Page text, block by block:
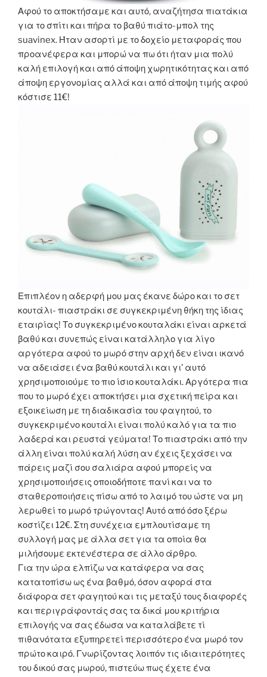
Αφού το αποκτήσαμε και αυτό, αναζήτησα πιατάκια
για το σπίτι και πήρα το βαθύ πιάτο-μπολ της
suavinex. Ήταν ασορτί με το δοχείο μεταφοράς που
προανέφερα και μπορώ να πω ότι ήταν μια πολύ
καλή επιλογή και από άποψη χωρητικότητας και από
άποψη εργονομίας αλλά και από άποψη τιμής αφού
κόστισε 11€!
Επιπλέον η αδερφή μου μας έκανε δώρο και το σετ
κουτάλι- πιαστράκι σε συγκεκριμένη θήκη της ίδιας
εταιρίας! Το συγκεκριμένο κουταλάκι είναι αρκετά
βαθύ και συνεπώς είναι κατάλληλο για λίγο
αργότερα αφού το μωρό στην αρχή δεν είναι ικανό
να αδειάσει ένα βαθύ κουτάλι και γι’ αυτό
χρησιμοποιούμε το πιο ίσιο κουταλάκι. Αργότερα πια
που το μωρό έχει αποκτήσει μια σχετική πείρα και
εξοικείωση με τη διαδικασία του φαγητού, το
συγκεκριμένο κουτάλι είναι πολύ καλό για τα πιο
λαδερά και ρευστά γεύματα! Το πιαστράκι από την
άλλη είναι πολύ καλή λύση αν έχεις ξεχάσει να
πάρεις μαζί σου σαλιάρα αφού μπορείς να
χρησιμοποιήσεις οποιοδήποτε πανί και να το
σταθεροποιήσεις πίσω από το λαιμό του ώστε να μη
λερωθεί το μωρό τρώγοντας! Αυτό από όσο ξέρω
κοστίζει 12€. Στη συνέχεια εμπλουτίσαμε τη
συλλογή μας με άλλα σετ για τα οποία θα
μιλήσουμε εκτενέστερα σε άλλο άρθρο.
Για την ώρα ελπίζω να κατάφερα να σας
κατατοπίσω ως ένα βαθμό, όσον αφορά στα
διάφορα σετ φαγητού και τις μεταξύ τους διαφορές
και περιγράφοντάς σας τα δικά μου κριτήρια
επιλογής να σας έδωσα να καταλάβετε τί
πιθανότατα εξυπηρετεί περισσότερο ένα μωρό τον
πρώτο καιρό. Γνωρίζοντας λοιπόν τις ιδιαιτερότητες
του δικού σας μωρού, πιστεύω πως έχετε ένα